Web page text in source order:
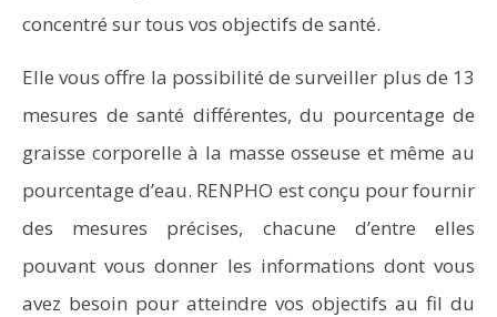
concentré sur tous vos objectifs de santé.
Elle vous offre la possibilité de surveiller plus de 13
mesures de santé différentes, du pourcentage de
graisse corporelle à la masse osseuse et même au
pourcentage d’eau. RENPHO est conçu pour fournir
des mesures précises, chacune d’entre elles
pouvant vous donner les informations dont vous
avez besoin pour atteindre vos objectifs au fil du